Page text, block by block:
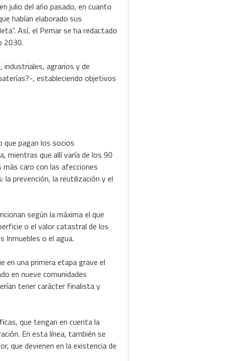
julio del año pasado, en cuanto
habían elaborado sus
Así, el Pemar se ha redactado
2030.
industriales, agrarios y de
, estableciendo objetivos
que pagan los socios
mientras que allí varía de los 90
caro con las afecciones
prevención, la reutilización y el
según la máxima el que
o el valor catastral de los
Inmuebles o el agua.
en una primera etapa grave el
en nueve comunidades
tener carácter finalista y
que tengan en cuenta la
En esta línea, también se
que devienen en la existencia de